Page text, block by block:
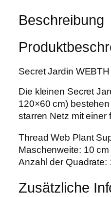
a
:
5
0
€
9
€
i
W
B
H
N
e
t
z
1
0
Beschreibung
Secret Jardin
Die kleinen Secret
120×60 cm)
starren Netz mit einer
Thread Web Plant
Maschenweite: 10
Anzahl der Quadrate:
Zusätzliche